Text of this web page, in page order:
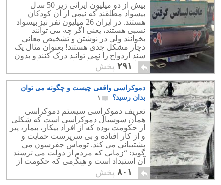
بیش از دو میلیون ایرانی زیر 50 سال
بیسواد مطلقند که نیمی از آن کودکان
هستند. در ایران 26 میلیون نفر نیز بیسواد
نسبی هستند، یعنی اگر چه می توانند
بخوانند ولی در نوشتن و تشخیص معانی
دچار مشکل جدی هستند! بعنوان مثال یک
سند ازدواج را نمی توانند درک کنند و بدون
خواندن و درک آن امضایش می نمایند.
۲۹۱ پخش
دموکراسی واقعی چیست و چگونه می توان
بدان رسید؟
۱
تعریف دموکراسی سیستم دموکراسی
همان سوسیال دموکراسی است که شکلی
از حکومت بوده که از افراد بیکار، بیمار، پیر
و از کار افتاده و بی سرپرست حمایت و
پشتیبانی می کند. توماس جفرسون می
گوید: “زمانی که مردم از دولت می ترسند
آن استبداد است و هنگامی که حکومت از
مردمان می ترسد، آن آزادی است.”
۸۰۱ پخش